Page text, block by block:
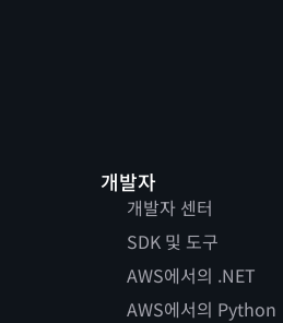
개발자
개발자 센터
SDK 및 도구
AWS에서의 .NET
AWS에서의 Python